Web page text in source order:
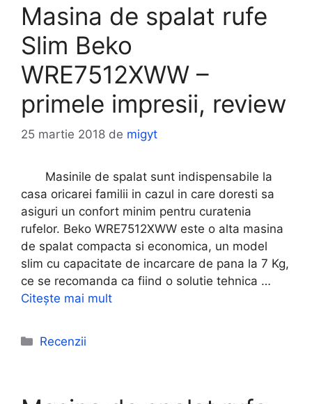
Masina de spalat rufe
Slim Beko
WRE7512XWW –
primele impresii, review
25 martie 2018 de migyt
Masinile de spalat sunt indispensabile la
casa oricarei familii in cazul in care doresti sa
asiguri un confort minim pentru curatenia
rufelor. Beko WRE7512XWW este o alta masina
de spalat compacta si economica, un model
slim cu capacitate de incarcare de pana la 7 Kg,
ce se recomanda ca fiind o solutie tehnica …
Citește mai mult
Categorii
Recenzii